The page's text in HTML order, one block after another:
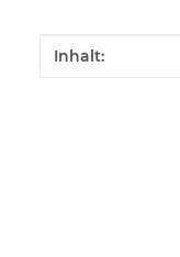
Wert
Inhalt: